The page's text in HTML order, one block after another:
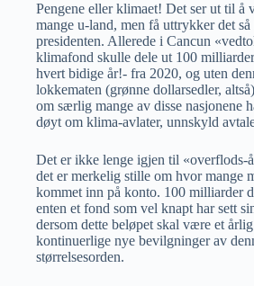
Pengene eller klimaet! Det ser ut til å
mange u-land, men få uttrykker det
presidenten. Allerede i Cancun
klimafond skulle dele ut 100
hvert bidige år!- fra 2020, og uten
lokkematen (grønne dollarsedler,
om særlig mange av disse nasjonene
døyt om klima-avlater, unnskyld
Det er ikke lenge igjen til «overflods-
det er merkelig stille om hvor mange
kommet inn på konto. 100 milliarder
enten et fond som vel knapt har sett
dersom dette beløpet skal være et
kontinuerlige nye bevilgninger av
størrelsesorden.